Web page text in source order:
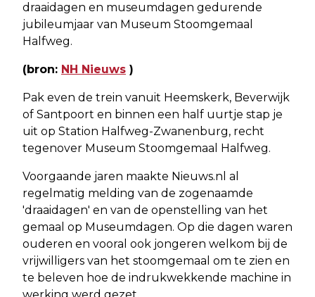
draaidagen en museumdagen gedurende
jubileumjaar van Museum Stoomgemaal
Halfweg.
(bron: NH Nieuws )
Pak even de trein vanuit Heemskerk, Beverwijk
of Santpoort en binnen een half uurtje stap je
uit op Station Halfweg-Zwanenburg, recht
tegenover Museum Stoomgemaal Halfweg.
Voorgaande jaren maakte Nieuws.nl al
regelmatig melding van de zogenaamde
'draaidagen' en van de openstelling van het
gemaal op Museumdagen. Op die dagen waren
ouderen en vooral ook jongeren welkom bij de
vrijwilligers van het stoomgemaal om te zien en
te beleven hoe de indrukwekkende machine in